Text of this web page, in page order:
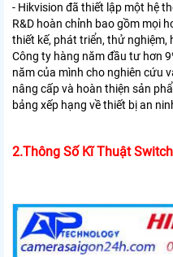
- Hikvision đã thiết lập một hệ
R&D hoàn chỉnh bao gồm mọi
thiết kế, phát triển, thử nghiệm,
Công ty hàng năm đầu tư hơn
năm của mình cho nghiên cứu
nâng cấp và hoàn thiện sản
bảng xếp hạng về thiết bị an
2.Thông Số Kĩ Thuật